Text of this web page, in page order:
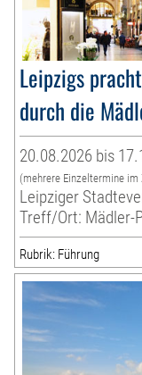
Leipzigs
durch die
20.08.2026 bis
(mehrere Einzeltermine im
Leipziger
Treff/Ort: Mädler-
Rubrik: Führung